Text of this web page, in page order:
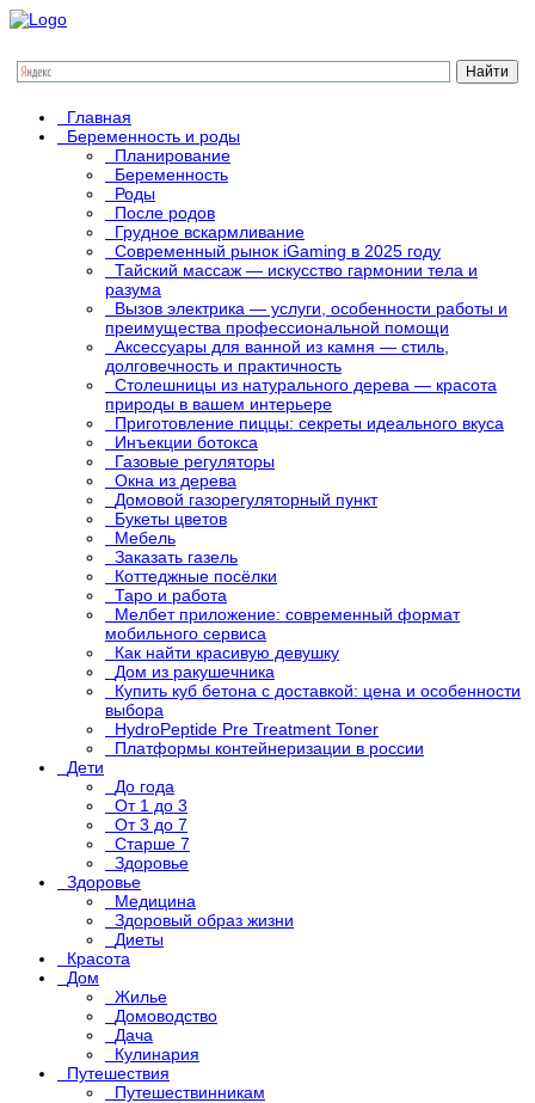
Главная
Беременность и роды
Планирование
Беременность
Роды
После родов
Грудное вскармливание
Современный рынок iGaming в 2025 году
Тайский массаж — искусство гармонии тела и
разума
Вызов электрика — услуги, особенности работы и
преимущества профессиональной помощи
Аксессуары для ванной из камня — стиль,
долговечность и практичность
Столешницы из натурального дерева — красота
природы в вашем интерьере
Приготовление пиццы: секреты идеального вкуса
Инъекции ботокса
Газовые регуляторы
Окна из дерева
Домовой газорегуляторный пункт
Букеты цветов
Мебель
Заказать газель
Коттеджные посёлки
Таро и работа
Мелбет приложение: современный формат
мобильного сервиса
Как найти красивую девушку
Дом из ракушечника
Купить куб бетона с доставкой: цена и особенности
выбора
HydroPeptide Pre Treatment Toner
Платформы контейнеризации в россии
Дети
До года
От 1 до 3
От 3 до 7
Старше 7
Здоровье
Здоровье
Медицина
Здоровый образ жизни
Диеты
Красота
Дом
Жилье
Домоводство
Дача
Кулинария
Путешествия
Путешествинникам